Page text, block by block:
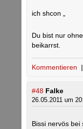
ich shcon „
Du bist nur
beikarrst.
Kommentieren |
#48 Falke
26.05.2011 um
Bissi nervös bei